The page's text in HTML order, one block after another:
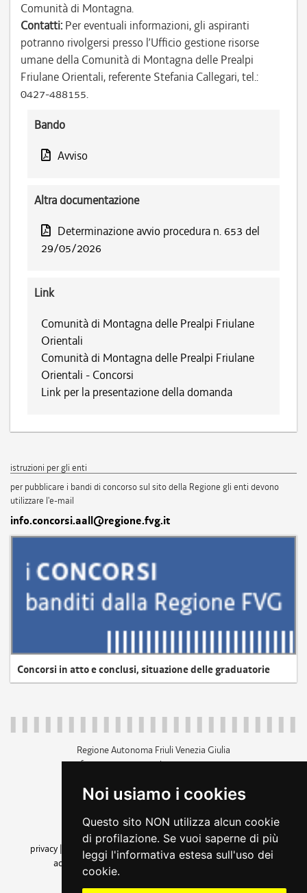
Noi usiamo i cookies
Questo sito NON utilizza alcun cookie
di profilazione. Se vuoi saperne di più
leggi l'informativa estesa sull'uso dei
cookie.
Comunità di Montagna.
Contatti: Per eventuali informazioni, gli aspiranti
potranno rivolgersi presso l’Ufficio gestione risorse
umane della Comunità di Montagna delle Prealpi
Friulane Orientali, referente Stefania Callegari, tel.:
0427-488155.
Bando
Avviso
Altra documentazione
Determinazione avvio procedura n. 653 del
29/05/2026
Link
Comunità di Montagna delle Prealpi Friulane
Orientali
Comunità di Montagna delle Prealpi Friulane
Orientali - Concorsi
Link per la presentazione della domanda
istruzioni per gli enti
per pubblicare i bandi di concorso sul sito della Regione gli enti devono
utilizzare l'e-mail
info.concorsi.aall@regione.fvg.it
Concorsi in atto e conclusi, situazione delle graduatorie
Regione Autonoma Friuli Venezia Giulia
c.f. 80014930327; p.iva 00526040324
+39 040 3771111
amministrazione trasparente
privacy
cookie |note legali accessibilità
dichiarazione di
accessibilità| feedback
cambio preferenze cookie